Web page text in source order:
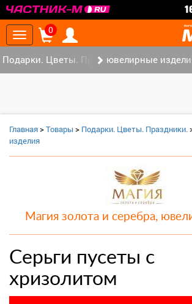
Toggle
navigation
0
Подарки. Цветы. Праздники. (0)
ювелирные
Главная>Товары > Подарки. Цветы. Праздники.
изделия
Магия золота и серебра,
Серьги пусеты с
хризолитом